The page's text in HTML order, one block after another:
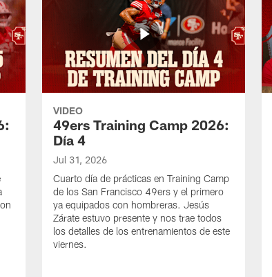
VIDEO
49ers Training Camp 2026:
Día 4
Jul 31, 2026
Cuarto día de prácticas en Training Camp
de los San Francisco 49ers y el primero
ya equipados con hombreras. Jesús
Zárate estuvo presente y nos trae todos
los detalles de los entrenamientos de este
viernes.